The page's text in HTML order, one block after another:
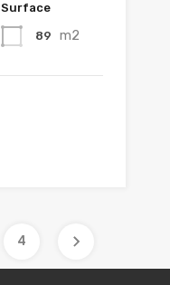
Surface
89 m2
4